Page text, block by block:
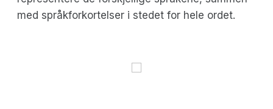
med språkforkortelser i stedet for hele ordet.